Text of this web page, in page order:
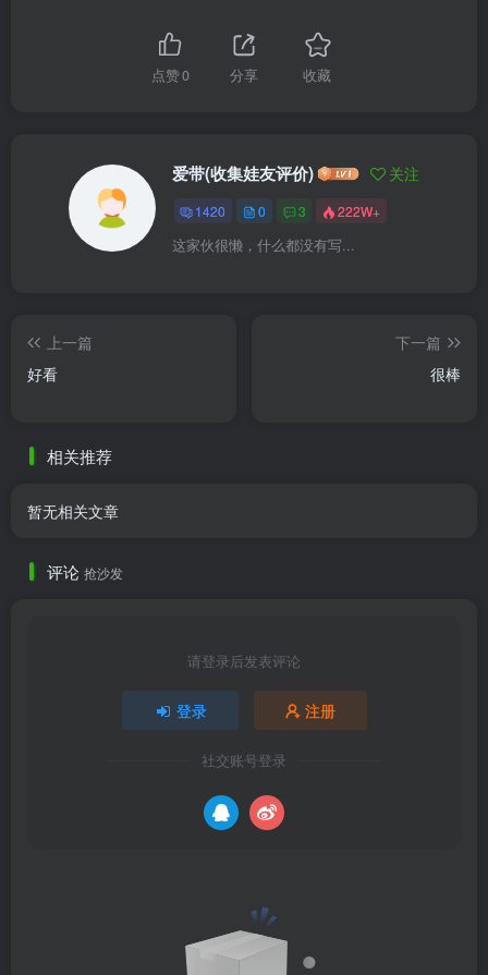
点赞0 分享 收藏
爱带(收集娃友评价) 关注
1420 0 3 222W+
这家伙很懒，什么都没有写...
上一篇
好看
下一篇
很棒
相关推荐
暂无相关文章
评论 抢沙发
请登录后发表评论
登录 注册
社交账号登录